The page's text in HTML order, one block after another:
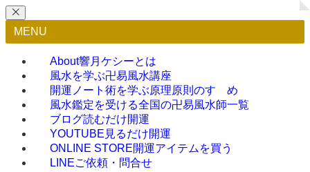
MENU
About響月ケシーとは
風水を学ぶ卍易風水講座
開運ノート術を学ぶ原理原則のすゝめ
風水鑑定を受ける全国の卍易風水師一覧
ブログ読むだけ開運
YOUTUBE 見るだけ開運
ONLINE STORE開運アイテムを買う
LINEご依頼・問合せ